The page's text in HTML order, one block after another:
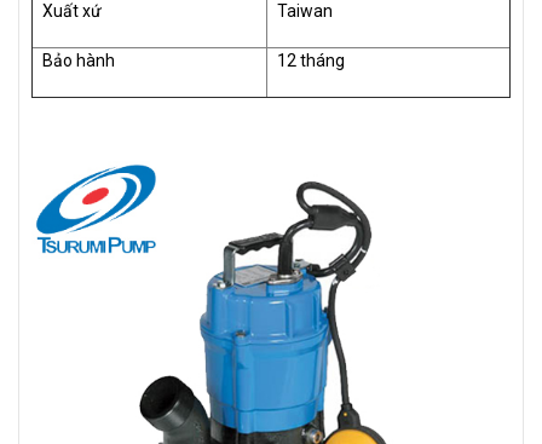
Xuất xứ Taiwan
Bảo hành 12 tháng